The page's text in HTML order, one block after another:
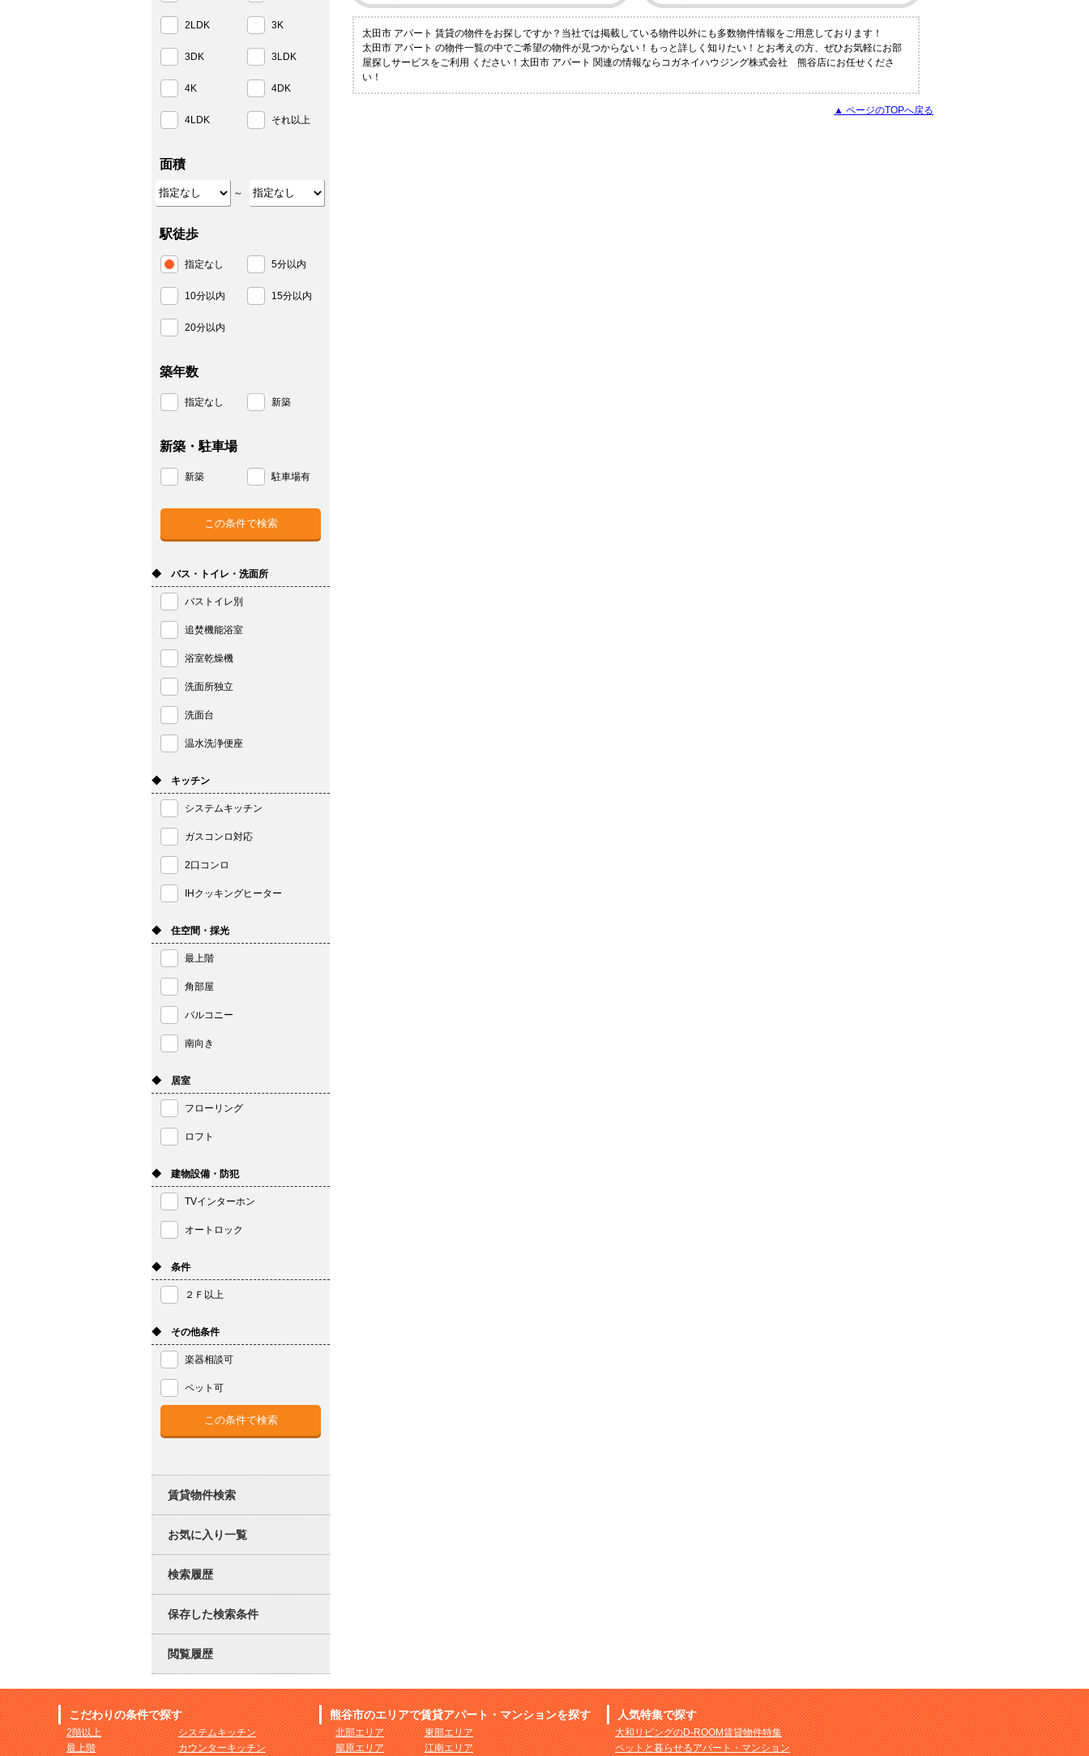
太田市 アパート 賃貸の物件をお探しですか？当社では掲載している物件以外にも多数物件情報をご用意しております！
太田市 アパート の物件一覧の中でご希望の物件が見つからない！もっと詳しく知りたい！とお考えの方、ぜひお気軽にお部
屋探しサービスをご利用 ください！太田市 アパート 関連の情報ならコガネイハウジング株式会社 熊谷店にお任せくださ
い！
▲ ページのTOPへ戻る
2LDK 3K
3DK 3LDK
4K 4DK
4LDK それ以上
面積
～
駅徒歩
指定なし 5分以内
10分以内 15分以内
20分以内
築年数
指定なし 新築
新築・駐車場
新築 駐車場有
◆ バス・トイレ・洗面所
バストイレ別
追焚機能浴室
浴室乾燥機
洗面所独立
洗面台
温水洗浄便座
◆ キッチン
システムキッチン
ガスコンロ対応
2口コンロ
IHクッキングヒーター
◆ 住空間・採光
最上階
角部屋
バルコニー
南向き
◆ 居室
フローリング
ロフト
◆ 建物設備・防犯
TVインターホン
オートロック
◆ 条件
２Ｆ以上
◆ その他条件
楽器相談可
ペット可
賃貸物件検索
お気に入り一覧
検索履歴
保存した検索条件
閲覧履歴
こだわりの条件で探す
2階以上
最上階
システムキッチン
カウンターキッチン
熊谷市のエリアで賃貸アパート・マンションを探す
北部エリア
籠原エリア
東部エリア
江南エリア
人気特集で探す
大和リビングのD-ROOM賃貸物件特集
ペットと暮らせるアパート・マンション